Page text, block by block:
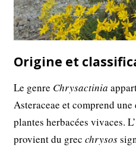
Origine et
Le genre Chrysactinia
Asteraceae et comprend une
plantes herbacées vivaces.
provient du grecchrysos